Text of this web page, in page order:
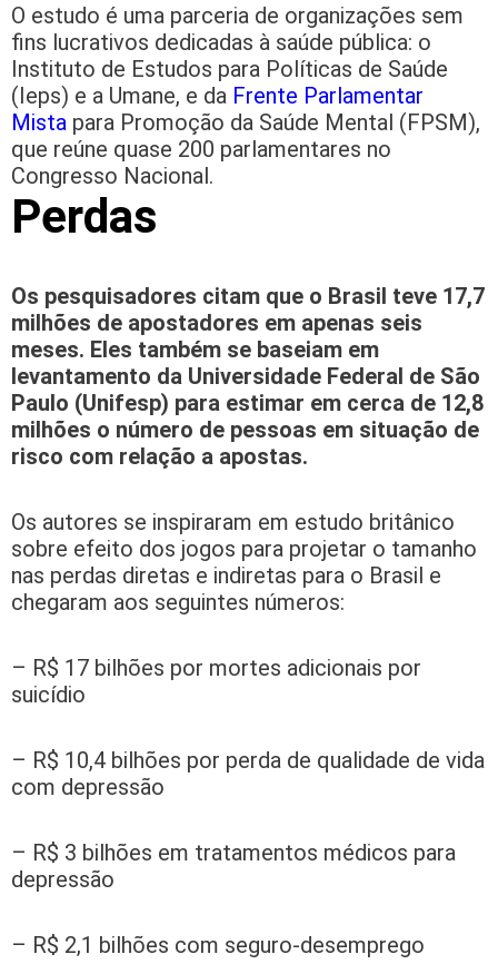
O estudo é uma parceria de organizações sem
fins lucrativos dedicadas à saúde pública: o
Instituto de Estudos para Políticas de Saúde
(Ieps) e a Umane, e da Frente Parlamentar
Mista para Promoção da Saúde Mental (FPSM),
que reúne quase 200 parlamentares no
Congresso Nacional.
Perdas
Os pesquisadores citam que o Brasil teve 17,7
milhões de apostadores em apenas seis
meses. Eles também se baseiam em
levantamento da Universidade Federal de São
Paulo (Unifesp) para estimar em cerca de 12,8
milhões o número de pessoas em situação de
risco com relação a apostas.
Os autores se inspiraram em estudo britânico
sobre efeito dos jogos para projetar o tamanho
nas perdas diretas e indiretas para o Brasil e
chegaram aos seguintes números:
– R$ 17 bilhões por mortes adicionais por
suicídio
– R$ 10,4 bilhões por perda de qualidade de vida
com depressão
– R$ 3 bilhões em tratamentos médicos para
depressão
– R$ 2,1 bilhões com seguro-desemprego